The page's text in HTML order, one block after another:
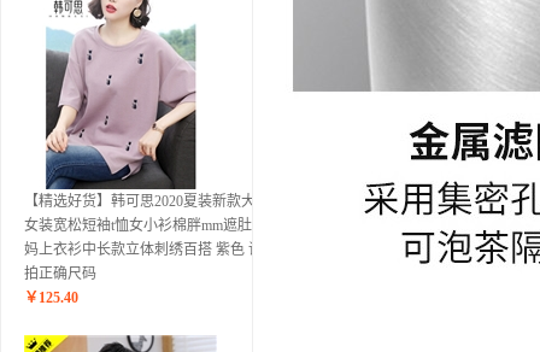
【精选好货】韩可思2020夏装新款大码
女装宽松短袖t恤女小衫棉胖mm遮肚妈
妈上衣衫中长款立体刺绣百搭 紫色 请
拍正确尺码
￥ 125.40